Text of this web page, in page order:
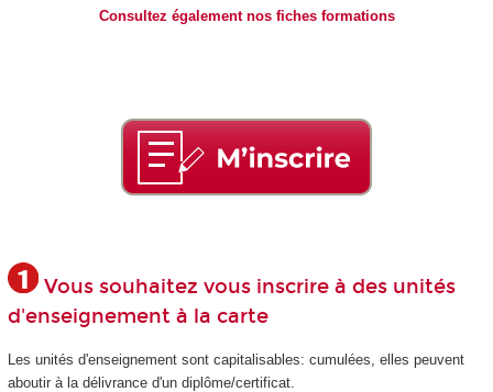
Consultez également nos fiches formations
Vous souhaitez vous inscrire à des unités
d'enseignement à la carte
Les unités d'enseignementsont capitalisables: cumulées, elles peuvent
aboutir à la délivrance d'un diplôme/certificat.